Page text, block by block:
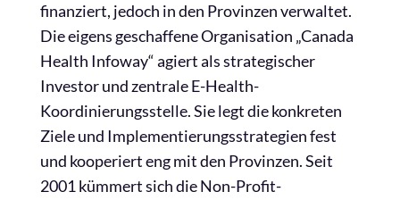
finanziert, jedoch in den Provinzen verwaltet.
Die eigens geschaffene Organisation „Canada
Health Infoway“ agiert als strategischer
Investor und zentrale E-Health-
Koordinierungsstelle. Sie legt die konkreten
Ziele und Implementierungsstrategien fest
und kooperiert eng mit den Provinzen. Seit
2001 kümmert sich die Non-Profit-